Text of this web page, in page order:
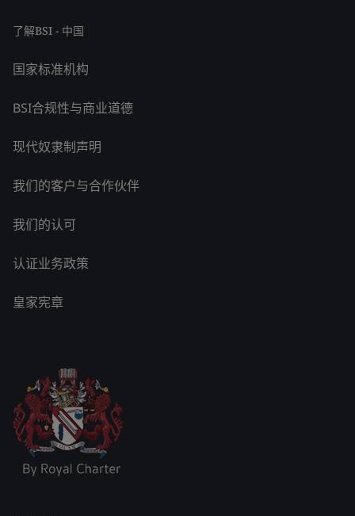
了解BSI - 中国
国家标准机构
BSI合规性与商业道德
现代奴隶制声明
我们的客户与合作伙伴
我们的认可
认证业务政策
皇家宪章